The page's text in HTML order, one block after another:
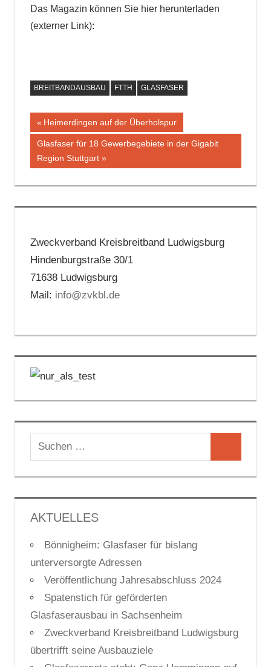
Das Magazin können Sie hier herunterladen
(externer Link):
BREITBANDAUSBAU FTTH GLASFASER
Beitragsnavigation
Vorheriger
Beitrag:
Heimerdingen auf der Überholspur
Nächster
Beitrag:
Glasfaser für 18 Gewerbegebiete in der Gigabit
Region Stuttgart
Zweckverband Kreisbreitband Ludwigsburg
Hindenburgstraße 30/1
71638 Ludwigsburg
Mail: info@zvkbl.de
Suchen
nach:
AKTUELLES
Bönnigheim: Glasfaser für bislang
unterversorgte Adressen
Veröffentlichung Jahresabschluss 2024
Spatenstich für geförderten
Glasfaserausbau in Sachsenheim
Zweckverband Kreisbreitband Ludwigsburg
übertrifft seine Ausbauziele